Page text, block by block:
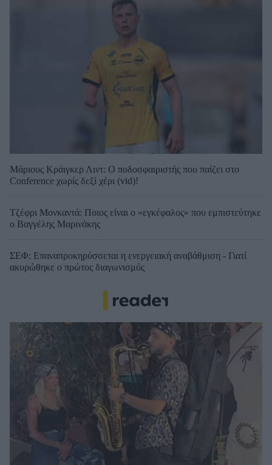
Μάριους Κράιγκερ Λιντ: Ο ποδοσφαιριστής που παίζει στο
Conference χωρίς δεξί χέρι (vid)!
Τζέφρι Μονκαντά: Ποιος είναι ο «εγκέφαλος» που εμπιστεύτηκε
ο Βαγγέλης Μαρινάκης
ΣΕΦ: Επαναπροκηρύσσεται η ενεργειακή αναβάθμιση - Γιατί
ακυρώθηκε ο πρώτος διαγωνισμός